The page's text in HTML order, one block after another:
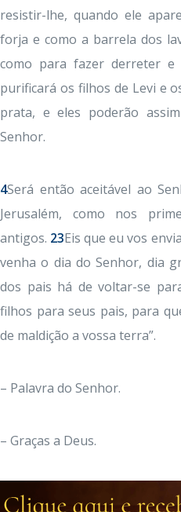
resistir-lhe, quando ele
forja e como a barrela dos
como para fazer derreter e
purificará os filhos de Levi e
prata, e eles poderão
Senhor.
4Será então aceitável ao
Jerusalém, como nos
antigos. 23Eis que eu vos
venha o dia do Senhor, dia
dos pais há de voltar-se
filhos para seus pais, para
de maldição a vossa terra”.
– Palavra do Senhor.
– Graças a Deus.